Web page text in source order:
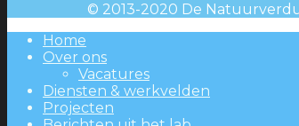
© 2013-2020 De
Home
Over ons
Vacatures
Diensten & werkvelden
Projecten